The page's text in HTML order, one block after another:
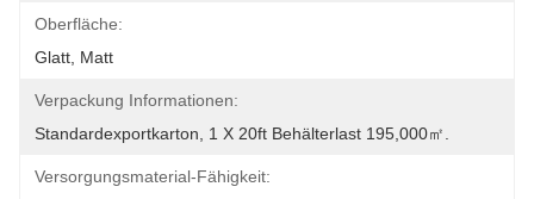
Oberfläche:
Glatt, Matt
Verpackung Informationen:
Standardexportkarton, 1 X 20ft Behälterlast 195,000㎡.
Versorgungsmaterial-Fähigkeit: